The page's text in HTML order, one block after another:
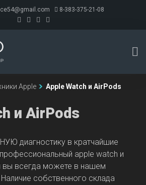
8-383-375-21-08
Apple Apple Watch и AirPods
и AirPods
диагностику в кратчайшие
apple watch и
вы всегда можете в нашем
собственного склада